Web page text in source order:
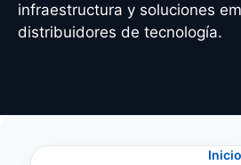
infraestructura y soluciones
distribuidores de tecnología.
Inicio